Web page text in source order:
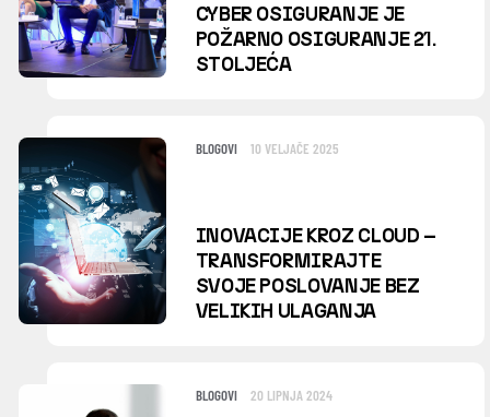
CYBER OSIGURANJE JE
POŽARNO OSIGURANJE 21.
STOLJEĆA
BLOGOVI 10 VELJAČE 2025
INOVACIJE KROZ CLOUD –
TRANSFORMIRAJTE
SVOJE POSLOVANJE BEZ
VELIKIH ULAGANJA
BLOGOVI 20 LIPNJA 2024